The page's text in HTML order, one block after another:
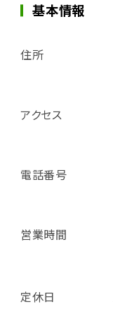
基本情報
住所
アクセス
電話番号
営業時間
定休日